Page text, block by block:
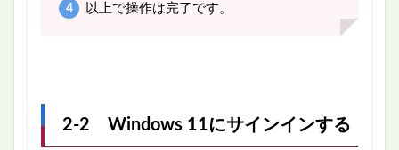
以上で操作は完了です。
2-2 Windows 11にサインインする